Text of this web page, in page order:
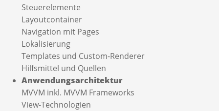
Steuerelemente
Layoutcontainer
Navigation mit Pages
Lokalisierung
Templates und Custom-Renderer
Hilfsmittel und Quellen
Anwendungsarchitektur
MVVM inkl. MVVM Frameworks
View-Technologien